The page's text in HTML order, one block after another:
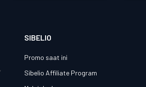
SIBELIO
Promo saat ini
Sibelio Affiliate Program